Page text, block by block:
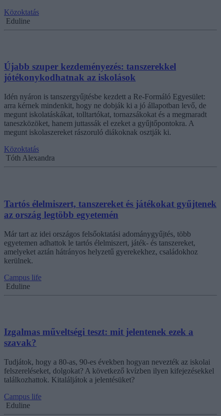
Közoktatás
Eduline
Újabb szuper kezdeményezés: tanszerekkel
jótékonykodhatnak az iskolások
Idén nyáron is tanszergyűjtésbe kezdett a Re-Formáló Egyesület:
arra kérnek mindenkit, hogy ne dobják ki a jó állapotban levő, de
megunt iskolatáskákat, tolltartókat, tornazsákokat és a megmaradt
taneszközöket, hanem juttassák el ezeket a gyűjtőpontokra. A
megunt iskolaszereket rászoruló diákoknak osztják ki.
Közoktatás
Tóth Alexandra
Tartós élelmiszert, tanszereket és játékokat gyűjtenek
az ország legtöbb egyetemén
Már tart az idei országos felsőoktatási adománygyűjtés, több
egyetemen adhattok le tartós élelmiszert, játék- és tanszereket,
amelyeket aztán hátrányos helyzetű gyerekekhez, családokhoz
kerülnek.
Campus life
Eduline
Izgalmas műveltségi teszt: mit jelentenek ezek a
szavak?
Tudjátok, hogy a 80-as, 90-es években hogyan nevezték az iskolai
felszereléseket, dolgokat? A következő kvízben ilyen kifejezésekkel
találkozhattok. Kitaláljátok a jelentésüket?
Campus life
Eduline